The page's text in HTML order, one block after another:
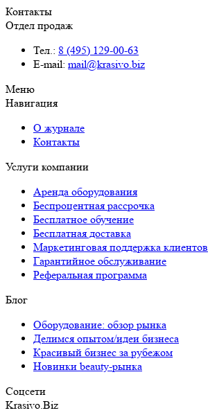
Контакты
Отдел продаж
Тел.: 8 (495) 129-00-63
E-mail: mail@krasivo.biz
Меню
Навигация
О журнале
Контакты
Услуги компании
Аренда оборудования
Беспроцентная рассрочка
Бесплатное обучение
Бесплатная доставка
Маркетинговая поддержка клиентов
Гарантийное обслуживание
Реферальная программа
Блог
Оборудование: обзор рынка
Делимся опытом/идеи бизнеса
Красивый бизнес за рубежом
Новинки beauty-рынка
Соцсети
Krasivo.Biz